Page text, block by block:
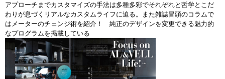
アプローチまでカスタマイズの手法は多種多彩でそれぞれと哲学とこだ
わりが息づくリアルなカスタムライフに迫る。また雑誌冒頭のコラムで
はメーターのチェンジ術を紹介！ 純正のデザインを変更できる魅力的
なプログラムを掲載している